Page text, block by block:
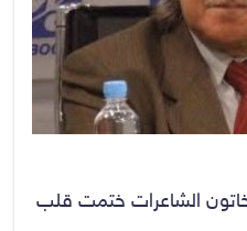
خاتون الشاعرات ختمت قلب